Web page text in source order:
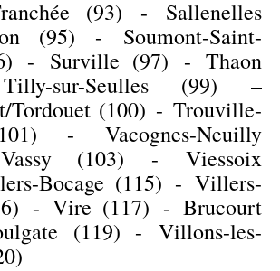
(93) - Sallenelles
(95) - Soumont-Saint-
- Surville (97) - Thaon
Tilly-sur-Seulles (99) –
Tordouet (100) - Trouville-
-Vacognes-Neuilly
Vassy (103) - Viessoix
Bocage (115) - Villers-
-Vire (117) - Brucourt
(119) - Villons-les-